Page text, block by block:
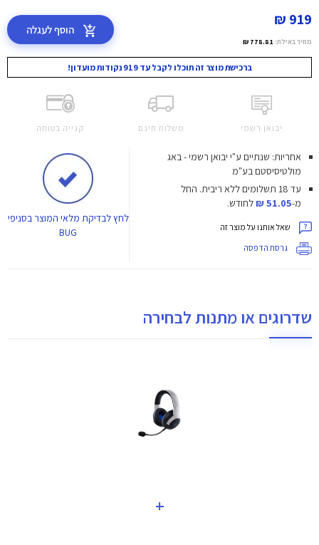
919 ₪
מחיר באילת: 778.81 ₪
הוסף לעגלה
ברכישת מוצר זה תוכלו לקבל עד 919 נקודות מועדון!
יבואן רשמי משלוח חינם קנייה בטוחה
אחריות: שנתיים ע"י יבואן רשמי - באג
מולטיסיסטם בע"מ
עד 18 תשלומים ללא ריבית.
החל
מ-51.05 ₪ לחודש.
שאל אותנו על מוצר זה
גרסת הדפסה
לחץלבדיקת מלאי המוצר בסניפי
BUG
שדרוגים או מתנות לבחירה
+